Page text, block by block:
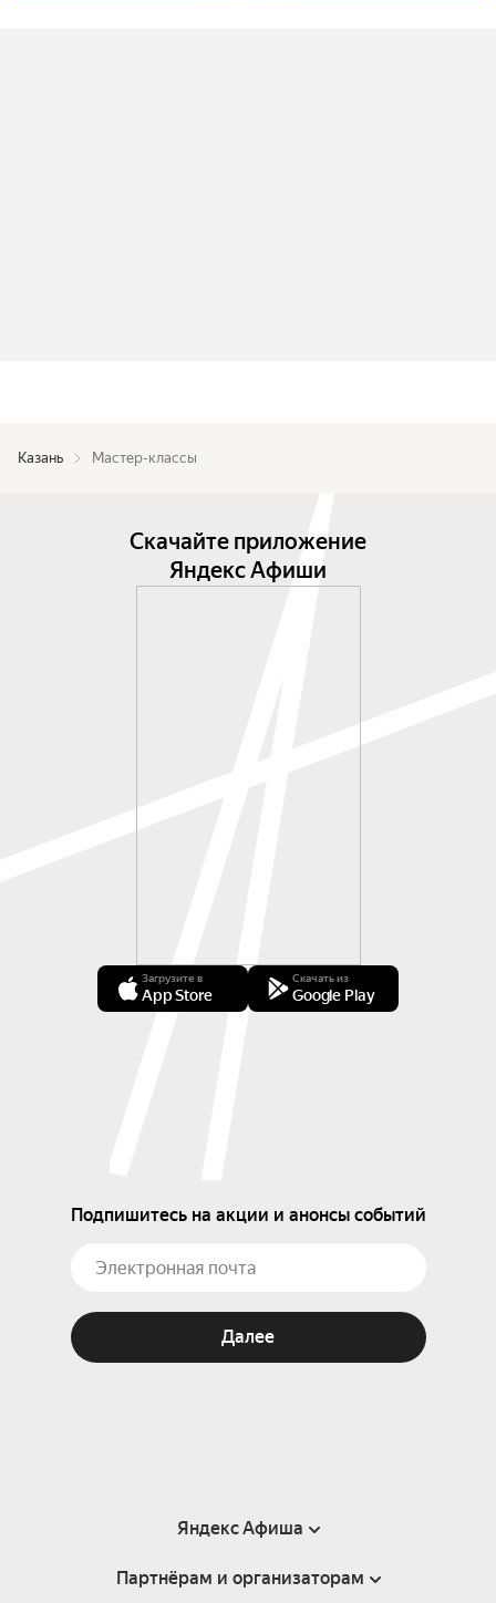
Казань Мастер-классы
Скачайте приложение
Яндекс Афиши
Загрузите в
App Store
Скачать из
Google Play
Подпишитесь на акции и анонсы событий
Далее
Яндекс Афиша
Справка
Партнёрам и организаторам